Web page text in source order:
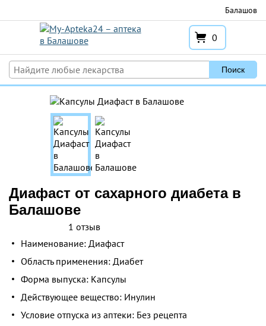
к
содержимому
Балашов
0
Поиск
Диафаст от сахарного диабета в
Балашове
1 отзыв
Наименование: Диафаст
Область применения: Диабет
Форма выпуска: Капсулы
Действующее вещество: Инулин
Условие отпуска из аптеки: Без рецепта